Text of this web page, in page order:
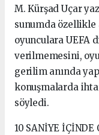
M. Kürşad Uçar
sunumda özellikle
oyunculara UEFA
verilmemesini,
gerilim anında
konuşmalarda
söyledi.
10 SANİYE İÇİNDE